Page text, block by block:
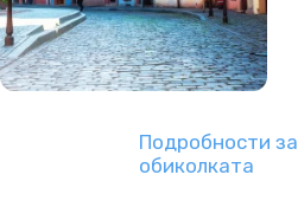
Подробности за
обиколката